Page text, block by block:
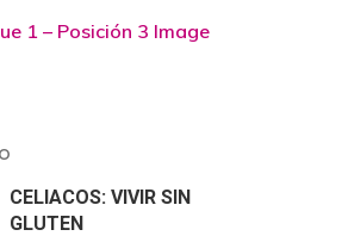
CELIACOS: VIVIR SIN
GLUTEN